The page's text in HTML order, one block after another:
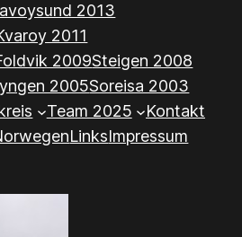
2013
2011
2009Steigen 2008
2005Soreisa 2003
Team 2025
Kontakt
LinksImpressum